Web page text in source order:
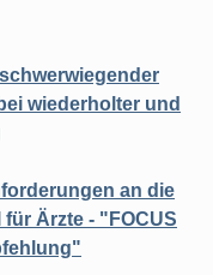
wiederholter und
an die
Ärzte - "FOCUS